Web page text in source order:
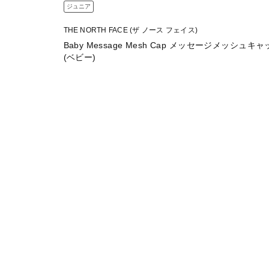
ジュニア
THE NORTH FACE (ザ ノース フェイス)
Baby Message Mesh Cap メッセージメッシュキャ
(ベビー)